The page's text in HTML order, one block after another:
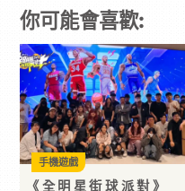
你可能會喜歡:
《全明星街球派對》
手機遊戲